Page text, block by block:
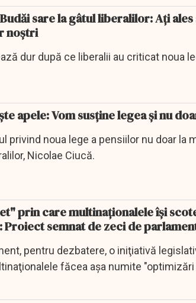
sare la gâtul liberalilor: Ați
noștri
dur după ce liberalii au criticat noua
apele: Vom susține legea și nu
privind noua lege a pensiilor nu doar la
Nicolae Ciucă.
prin care multinaţionalele îşi
Proiect semnat de zeci de
pentru dezbatere, o iniţiativă
făcea aşa numite